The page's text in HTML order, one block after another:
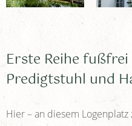
Erste Reihe
Predigtstuhl und
Hier – an diesem